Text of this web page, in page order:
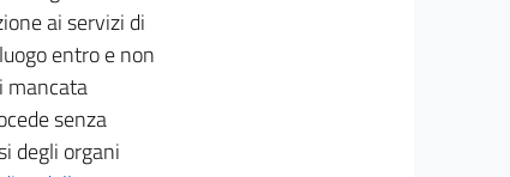
ai servizi di
entro e non
mancata
senza
degli organi